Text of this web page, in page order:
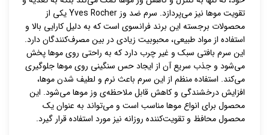
تقویت موها نیز می‌پردازد. سرم ضد وز Yves Rocher یکی از
محصولات برجسته این برند فرانسوی است که به دلیل کارایی بالا و
استفاده از مواد طبیعی، محبوبیت زیادی در بین مصرف‌کنندگان دارد.
این سرم بافتی سبک و غیر چرب دارد که به راحتی روی موها پخش
می‌شود و جذب سریع آن از ایجاد حس سنگینی روی موها جلوگیری
می‌کند. استفاده منظم از این سرم باعث نرم و لطیف شدن موها،
افزایش درخشندگی و کاهش قابل ملاحظه‌ی وز موها می‌شود. این
محصول برای انواع موها مناسب است و می‌تواند به عنوان یک
محصول محافظ و تقویت‌کننده روزانه نیز مورد استفاده قرار گیرد.